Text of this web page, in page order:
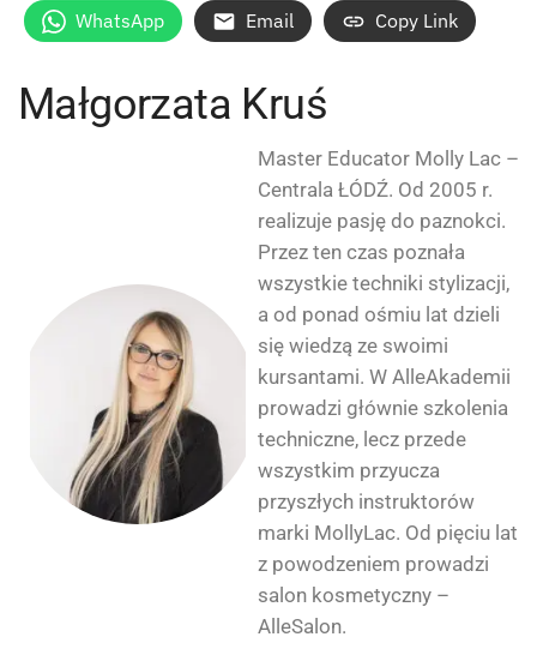
WhatsApp Email Copy Link
Małgorzata Kruś
Master Educator Molly Lac –
Centrala ŁÓDŹ. Od 2005 r.
realizuje pasję do paznokci.
Przez ten czas poznała
wszystkie techniki stylizacji,
a od ponad ośmiu lat dzieli
się wiedzą ze swoimi
kursantami. W AlleAkademii
prowadzi głównie szkolenia
techniczne, lecz przede
wszystkim przyucza
przyszłych instruktorów
marki MollyLac. Od pięciu lat
z powodzeniem prowadzi
salon kosmetyczny –
AlleSalon.